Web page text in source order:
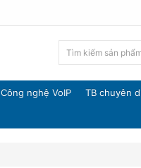
Công nghệ VoIP TB chuyên